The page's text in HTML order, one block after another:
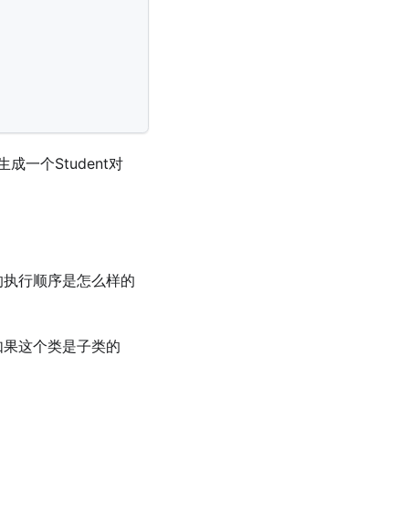
成一个Student对
行顺序是怎么样的
这个类是子类的